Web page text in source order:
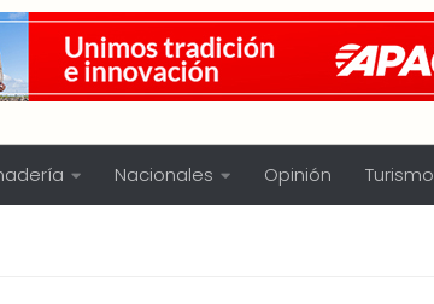
Nacionales Opinión Turismo